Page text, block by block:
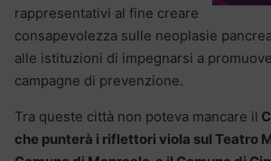
rappresentativi al fine creare
consapevolezza sulle neoplasie
alle istituzioni di impegnarsi a
campagne di prevenzione.
Tra queste città non poteva mancare il
che punterà i riflettori viola sul Teatro